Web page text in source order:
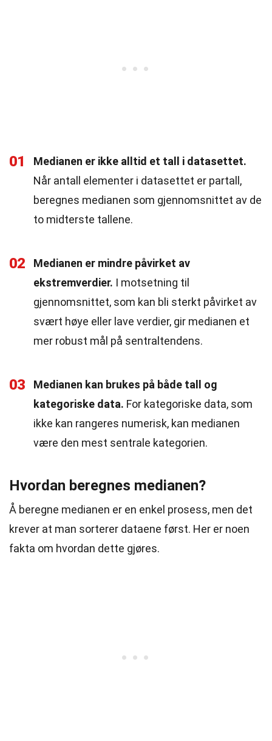
01
Medianen er ikke alltid et tall i datasettet.
Når antall elementer i datasettet er partall,
beregnes medianen som gjennomsnittet av de
to midterste tallene.
02
Medianen er mindre påvirket av
ekstremverdier. I motsetning til
gjennomsnittet, som kan bli sterkt påvirket av
svært høye eller lave verdier, gir medianen et
mer robust mål på sentraltendens.
03
Medianen kan brukes på både tall og
kategoriske data. For kategoriske data, som
ikke kan rangeres numerisk, kan medianen
være den mest sentrale kategorien.
Hvordan beregnes medianen?
Å beregne medianen er en enkel prosess, men det
krever at man sorterer dataene først. Her er noen
fakta om hvordan dette gjøres.